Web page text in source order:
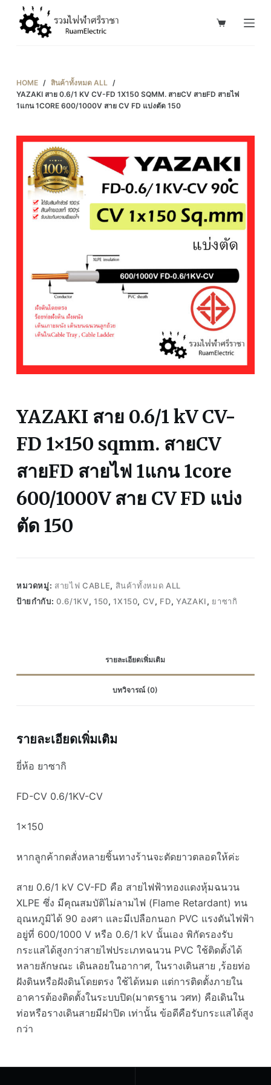
o
c
HOME / สินค้าทั้งหมด ALL /
YAZAKI สาย 0.6/1 KV CV-FD 1X150 SQMM. สายCV สายFD สายไฟ
1แกน 1CORE 600/1000V สาย CV FD แบ่งตัด 150
YAZAKI สาย 0.6/1 kV CV-
FD 1×150 sqmm. สายCV
สายFD สายไฟ 1แกน 1core
600/1000V สาย CV FD แบ่ง
ตัด 150
หมวดหมู่: สายไฟ CABLE, สินค้าทั้งหมด ALL
ป้ายกำกับ:0.6/1KV, 150,1X150, CV, FD,YAZAKI, ยาซากิ
รายละเอียดเพิ่มเติม
บทวิจารณ์ (0)
รายละเอียดเพิ่มเติม
ยี่ห้อ ยาซากิ
FD-CV 0.6/1KV-CV
1×150
หากลูกค้ากดสั่งหลายชิ้นทางร้านจะตัดยาวตลอดให้ค่ะ
สาย 0.6/1 kV CV-FD คือ สายไฟฟ้าทองแดงหุ้มฉนวน
XLPE ซึ่ง มีคุณสมบัติไม่ลามไฟ (Flame Retardant) ทน
อุณหภูมิได้ 90 องศา และมีเปลือกนอก PVC แรงดันไฟฟ้า
อยู่ที่ 600/1000 V หรือ 0.6/1 kV นั้นเอง พิกัดรองรับ
กระแสได้สูงกว่าสายไฟประเภทฉนวน PVC ใช้ติดตั้งได้
หลายลักษณะ เดินลอยในอากาศ, ในรางเดินสาย ,ร้อยท่อ
ฝังดินหรือฝังดินโดยตรง ใช้ได้หมด แต่การติดตั้งภายใน
อาคารต้องติดตั้งในระบบปิด(มาตรฐาน วศท) คือเดินใน
ท่อหรือรางเดินสายมีฝาปิด เท่านั้น ข้อดีคือรับกระแสได้สูง
กว่า